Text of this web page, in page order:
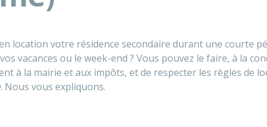
location votre résidence secondaire durant une courte
vacances ou le week-end ? Vous pouvez le faire, à la
à la mairie et aux impôts, et de respecter les règles de
. Nous vous expliquons.